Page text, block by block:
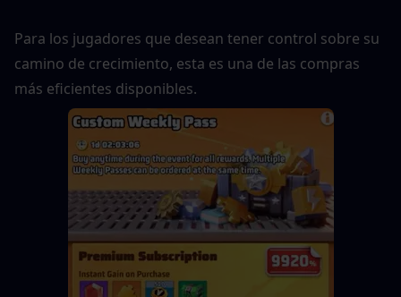
Para los jugadores que desean tener control sobre su
camino de crecimiento, esta es una de las compras
más eficientes disponibles.